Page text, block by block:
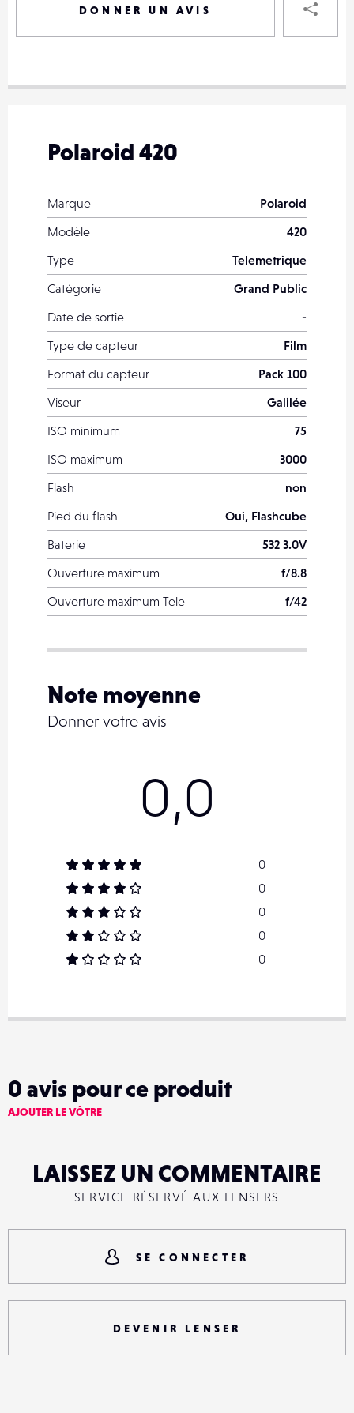
DONNER UN AVIS
VOTRE
EMAIL
Polaroid 420
Marque
Polaroid
Modèle
420
Type
Telemetrique
Catégorie
Grand Public
Date de sortie
-
Type de capteur
Film
Format du capteur
Pack 100
Viseur
Galilée
ISO minimum
75
ISO maximum
3000
Flash
non
Pied du flash
Oui, Flashcube
Baterie
532 3.0V
Ouverture maximum
f/8.8
Ouverture maximum Tele
f/42
Note moyenne
Donner votre avis
0,0
0
0
0
0
0
0 avis pour ce produit
AJOUTER LE VÔTRE
LAISSEZ UN COMMENTAIRE
SERVICE RÉSERVÉ AUX LENSERS
SE CONNECTER
DEVENIR LENSER